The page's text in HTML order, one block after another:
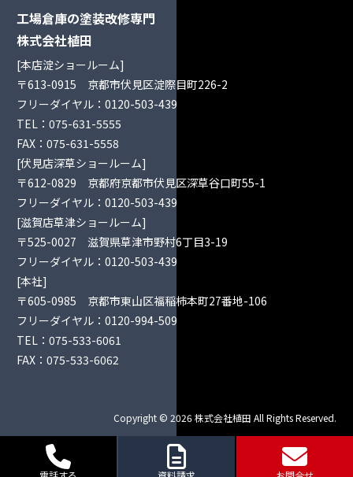
工場倉庫の塗装改修専門
株式会社植田
[本店淀ショールーム]
〒613-0915 京都市伏見区淀際目町226-2
フリーダイヤル：0120-503-439
TEL：075-631-5555
FAX：075-631-5558
[伏見店深草ショールーム]
〒612-0829 京都府京都市伏見区深草谷口町55-1
フリーダイヤル：0120-503-439
[滋賀店草津ショールーム]
〒525-0027 滋賀県草津市野村6丁目3-19
フリーダイヤル：0120-503-439
[本社]
〒605-0985 京都市東山区福稲柿本町27番地-106
フリーダイヤル：0120-994-509
TEL：075-533-6061
FAX：075-533-6062
Copyright © 2026 株式会社植田 All Rights Reserved.